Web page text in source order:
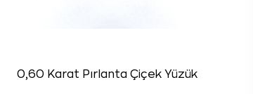
0,60 Karat Pırlanta Çiçek Yüzük